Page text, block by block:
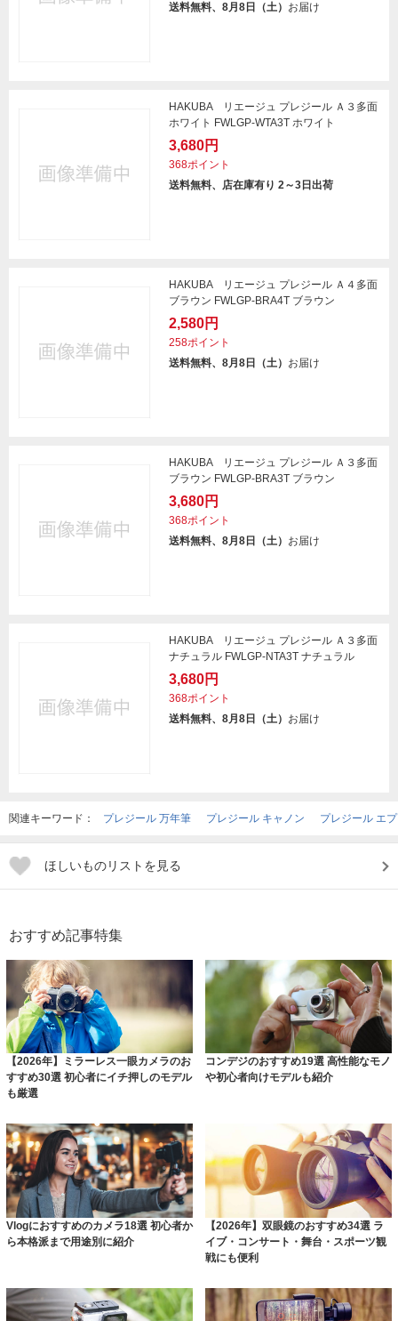
送料無料、8月8日（土） お届け
HAKUBA リエージュ プレジール Ａ３多面
ホワイト FWLGP-WTA3T ホワイト
3,680円
368ポイント
送料無料、店在庫有り 2～3日出荷
HAKUBA リエージュ プレジール Ａ４多面
ブラウン FWLGP-BRA4T ブラウン
2,580円
258ポイント
送料無料、8月8日（土） お届け
HAKUBA リエージュ プレジール Ａ３多面
ブラウン FWLGP-BRA3T ブラウン
3,680円
368ポイント
送料無料、8月8日（土） お届け
HAKUBA リエージュ プレジール Ａ３多面
ナチュラル FWLGP-NTA3T ナチュラル
3,680円
368ポイント
送料無料、8月8日（土） お届け
関連キーワード： プレジール 万年筆 プレジール キャノン プレジール エ
ほしいものリストを見る
おすすめ記事特集
【2026年】ミラーレス一眼カメラのお
すすめ30選 初心者にイチ押しのモデル
も厳選
コンデジのおすすめ19選 高性能なモノ
や初心者向けモデルも紹介
Vlogにおすすめのカメラ18選 初心者か
ら本格派まで用途別に紹介
【2026年】双眼鏡のおすすめ34選 ラ
イブ・コンサート・舞台・スポーツ観
戦にも便利